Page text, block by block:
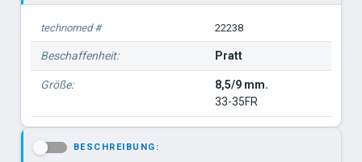
technomed # 22238
Beschaffenheit: Pratt
Größe:
8,5/9 mm.
33-35FR
BESCHREIBUNG: